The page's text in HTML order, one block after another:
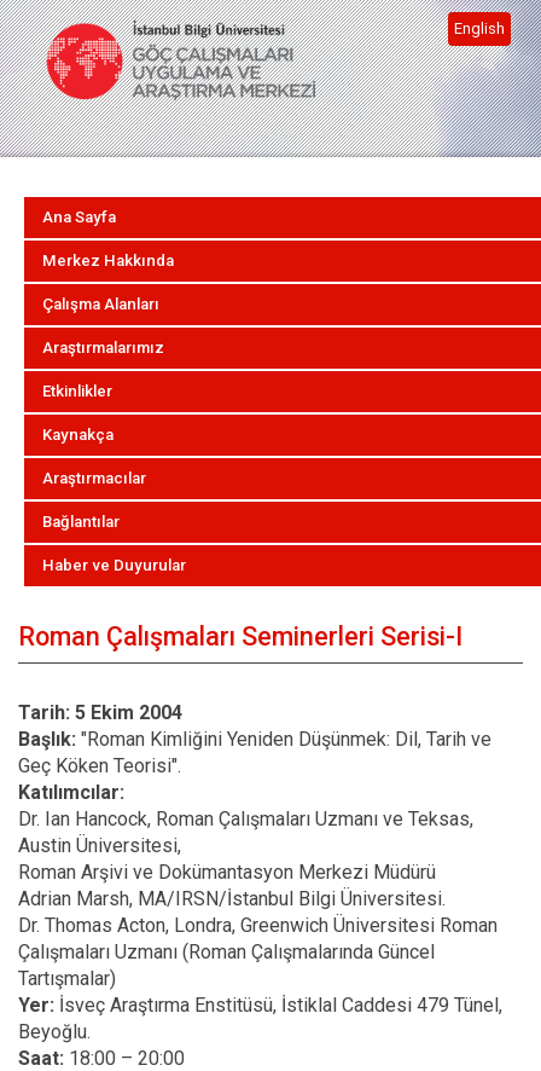
English
Ana Sayfa
Merkez Hakkında
Çalışma Alanları
Araştırmalarımız
Etkinlikler
Kaynakça
Araştırmacılar
Bağlantılar
Haber ve Duyurular
Roman Çalışmaları Seminerleri Serisi-I
Tarih: 5 Ekim 2004
Başlık: "Roman Kimliğini Yeniden Düşünmek: Dil, Tarih ve
Geç Köken Teorisi".
Katılımcılar:
Dr. Ian Hancock, Roman Çalışmaları Uzmanı ve Teksas,
Austin Üniversitesi,
Roman Arşivi ve Dokümantasyon Merkezi Müdürü
Adrian Marsh, MA/IRSN/İstanbul Bilgi Üniversitesi.
Dr. Thomas Acton, Londra, Greenwich Üniversitesi Roman
Çalışmaları Uzmanı (Roman Çalışmalarında Güncel
Tartışmalar)
Yer: İsveç Araştırma Enstitüsü, İstiklal Caddesi 479 Tünel,
Beyoğlu.
Saat: 18:00 – 20:00